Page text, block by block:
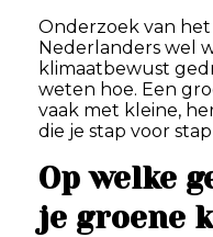
Onderzoek van het
Nederlanders wel
klimaatbewust
weten hoe. Een
vaak met kleine,
die je stap voor
Op welke
je groene